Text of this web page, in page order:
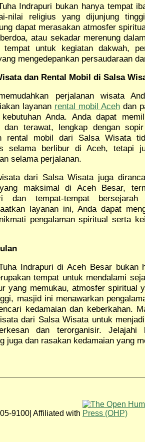
Indrapuri bukan hanya tempat
nilai religius yang dijunjung
dapat merasakan atmosfer
atau sekadar merenung
tempat untuk kegiatan dakwah,
mengedepankan persaudaraan
dan Rental Mobil di Salsa
perjalanan wisata
layanan rental mobil Acehdan
kebutuhan Anda. Anda dapat
dan terawat, lengkap dengan
rental mobil dari Salsa Wisata
selama berlibur di Aceh, tetapi
selama perjalanan.
dari Salsa Wisata juga
maksimal di Aceh Besar,
dan tempat-tempat
layanan ini, Anda dapat
pengalaman spiritual serta
Indrapuri di Aceh Besar bukan
tempat untuk mendalami
yang memukau, atmosfer spiritual
masjid ini menawarkan
kedamaian dan keberkahan.
dari Salsa Wisata untuk
dan terorganisir. Jelajahi
juga dan rasakan kedamaian yang
9100| Affiliated with